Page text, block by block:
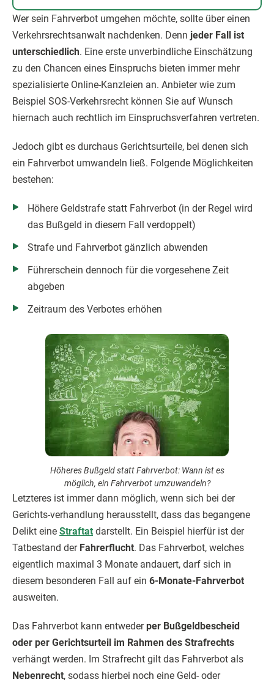
Wer sein Fahrverbot umgehen möchte, sollte über einen
Verkehrsrechtsanwalt nachdenken. Denn jeder Fall ist
unterschiedlich. Eine erste unverbindliche Einschätzung
zu den Chancen eines Einspruchs bieten immer mehr
spezialisierte Online-Kanzleien an. Anbieter wie zum
Beispiel SOS-Verkehrsrecht können Sie auf Wunsch
hiernach auch rechtlich im Einspruchsverfahren vertreten.
Jedoch gibt es durchaus Gerichtsurteile, bei denen sich
ein Fahrverbot umwandeln ließ. Folgende Möglichkeiten
bestehen:
Höhere Geldstrafe statt Fahrverbot (in der Regel wird
das Bußgeld in diesem Fall verdoppelt)
Strafe und Fahrverbot gänzlich abwenden
Führerschein dennoch für die vorgesehene Zeit
abgeben
Zeitraum des Verbotes erhöhen
Höheres Bußgeld statt Fahrverbot: Wann ist es
möglich, ein Fahrverbot umzuwandeln?
Letzteres ist immer dann möglich, wenn sich bei der
Gerichts-verhandlung herausstellt, dass das begangene
Delikt eine Straftat darstellt. Ein Beispiel hierfür ist der
Tatbestand der Fahrerflucht. Das Fahrverbot, welches
eigentlich maximal 3 Monate andauert, darf sich in
diesem besonderen Fall auf ein 6-Monate-Fahrverbot
ausweiten.
Das Fahrverbot kann entwederper Bußgeldbescheid
oder per Gerichtsurteil im Rahmen des Strafrechts
verhängt werden. Im Strafrecht gilt das Fahrverbot als
Nebenrecht, sodass hierbei noch eine Geld- oder